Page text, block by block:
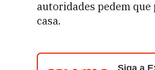
autoridades pedem
casa.
Siga a